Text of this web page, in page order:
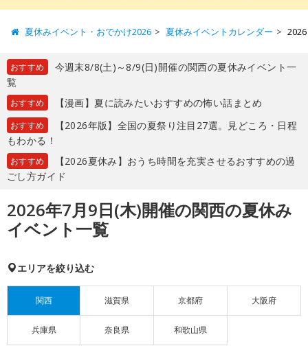
夏休みイベント・おでかけ2026 夏休みイベントカレンダー
おすすめ
今週末8/8(土)～8/9(日)開催の関西の夏休みイベント一
覧
おすすめ 【漫画】夏に読みたいおすすめの怖い話まとめ
おすすめ
【2026年版】全国の夏祭り注目27選。見どころ・日程
もわかる！
おすすめ
【2026夏休み】おうち時間を充実させるおすすめの過
ごし方ガイド
2026年7月9日(木)開催の関西の夏休み
イベント一覧
エリアを絞り込む
関西 滋賀県 京都府 大阪府
兵庫県 奈良県 和歌山県